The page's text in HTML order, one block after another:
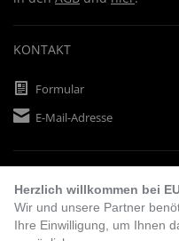
KONTAKT
Formular
E-Mail-Adresse
Herzlich willkommen bei
Wir und unsere Partner
Ihre Einwilligung, um Ihnen